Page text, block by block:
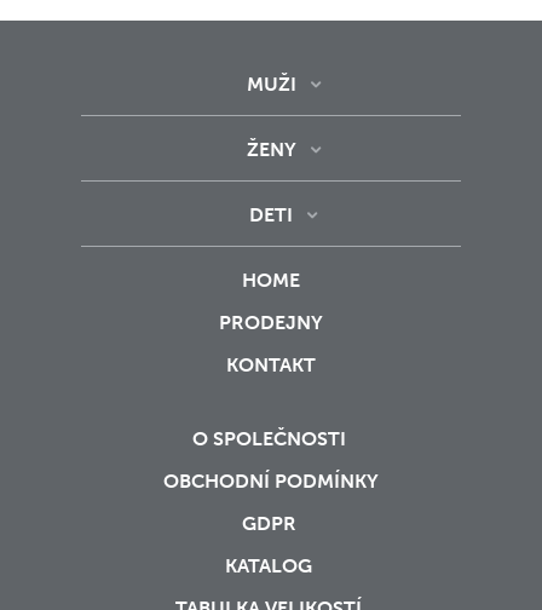
MUŽI
ŽENY
DETI
HOME
PRODEJNY
KONTAKT
O SPOLEČNOSTI
OBCHODNÍ PODMÍNKY
GDPR
KATALOG